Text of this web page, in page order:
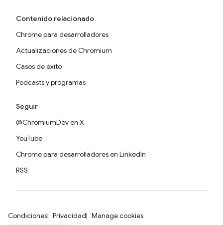
Contenido relacionado
Chrome para desarrolladores
Actualizaciones de Chromium
Casos de éxito
Podcasts y programas
Seguir
@ChromiumDev en X
YouTube
Chrome para desarrolladores en LinkedIn
RSS
Condiciones Privacidad Manage cookies